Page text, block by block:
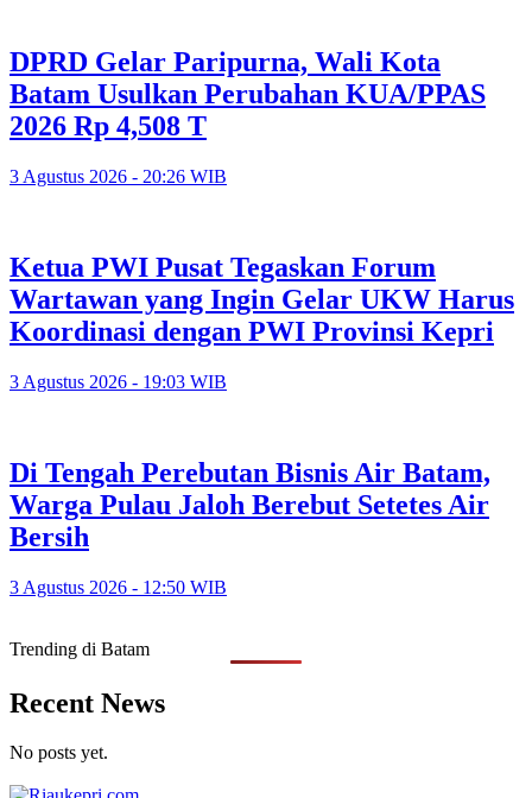
DPRD Gelar Paripurna, Wali Kota
Batam Usulkan Perubahan KUA/PPAS
2026 Rp 4,508 T
3 Agustus 2026 - 20:26 WIB
Ketua PWI Pusat Tegaskan Forum
Wartawan yang Ingin Gelar UKW Harus
Koordinasi dengan PWI Provinsi Kepri
3 Agustus 2026 - 19:03 WIB
Di Tengah Perebutan Bisnis Air Batam,
Warga Pulau Jaloh Berebut Setetes Air
Bersih
3 Agustus 2026 - 12:50 WIB
Trending di Batam
Recent News
No posts yet.